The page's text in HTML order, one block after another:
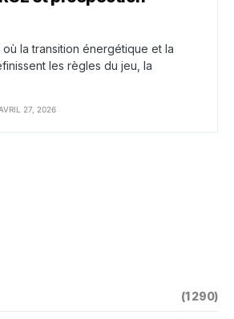
la transition énergétique et la
les règles du jeu, la
27, 2026
(1 290)